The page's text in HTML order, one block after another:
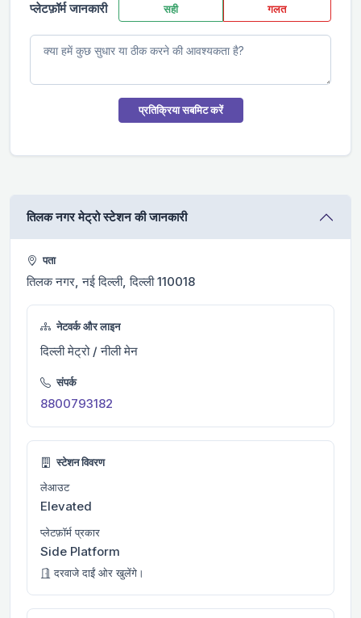
प्लेटफ़ॉर्म जानकारी सही गलत
प्रतिक्रिया सबमिट करें
तिलक नगर मेट्रो स्टेशन की जानकारी
पता
तिलक नगर, नई दिल्ली, दिल्ली 110018
नेटवर्क और लाइन
दिल्ली मेट्रो / नीली मेन
संपर्क
8800793182
स्टेशन विवरण
लेआउट
Elevated
प्लेटफ़ॉर्म प्रकार
Side Platform
दरवाजे दाईं ओर खुलेंगे।